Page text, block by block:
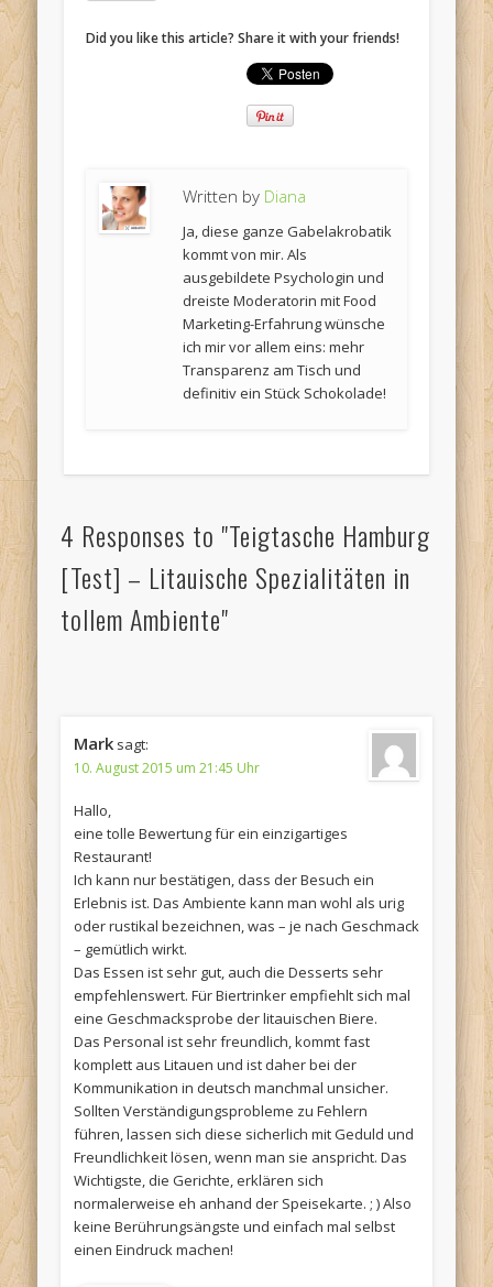
Did you like this article? Share it with your friends!
Written by Diana
Ja, diese ganze Gabelakrobatik
kommt von mir. Als
ausgebildete Psychologin und
dreiste Moderatorin mit Food
Marketing-Erfahrung wünsche
ich mir vor allem eins: mehr
Transparenz am Tisch und
definitiv ein Stück Schokolade!
4 Responses to "Teigtasche Hamburg
[Test] – Litauische Spezialitäten in
tollem Ambiente"
Mark sagt:
10. August 2015 um 21:45 Uhr
Hallo,
eine tolle Bewertung für ein einzigartiges
Restaurant!
Ich kann nur bestätigen, dass der Besuch ein
Erlebnis ist. Das Ambiente kann man wohl als urig
oder rustikal bezeichnen, was – je nach Geschmack
– gemütlich wirkt.
Das Essen ist sehr gut, auch die Desserts sehr
empfehlenswert. Für Biertrinker empfiehlt sich mal
eine Geschmacksprobe der litauischen Biere.
Das Personal ist sehr freundlich, kommt fast
komplett aus Litauen und ist daher bei der
Kommunikation in deutsch manchmal unsicher.
Sollten Verständigungsprobleme zu Fehlern
führen, lassen sich diese sicherlich mit Geduld und
Freundlichkeit lösen, wenn man sie anspricht. Das
Wichtigste, die Gerichte, erklären sich
normalerweise eh anhand der Speisekarte. ; ) Also
keine Berührungsängste und einfach mal selbst
einen Eindruck machen!